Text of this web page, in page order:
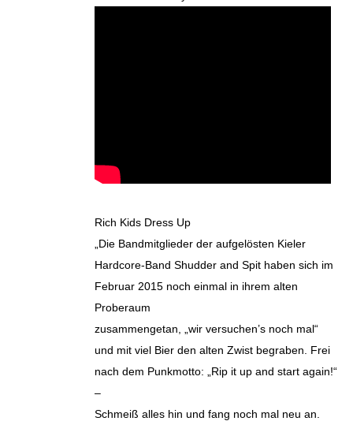
Rich Kids Dress Up
„Die Bandmitglieder der aufgelösten Kieler
Hardcore-Band Shudder and Spit haben sich im
Februar 2015 noch einmal in ihrem alten
Proberaum
zusammengetan, „wir versuchen’s noch mal“
und mit viel Bier den alten Zwist begraben. Frei
nach dem Punkmotto: „Rip it up and start again!“
–
Schmeiß alles hin und fang noch mal neu an.